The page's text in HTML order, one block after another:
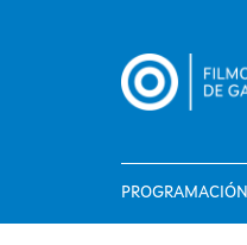
PROGRAMACIÓN